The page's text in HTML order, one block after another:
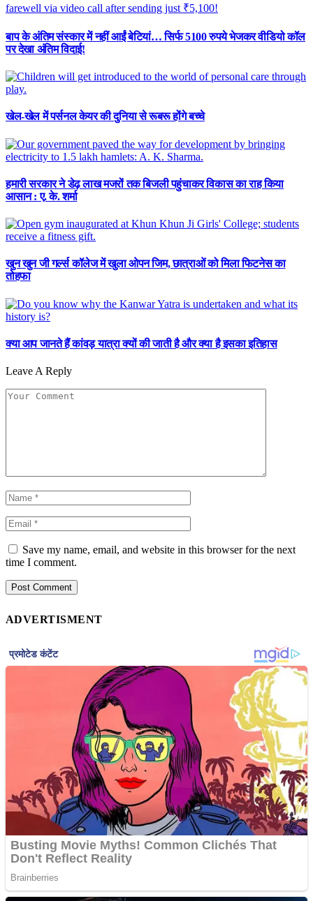
बाप के अंतिम संस्कार में नहीं आईं बेटियां… सिर्फ 5100 रुपये भेजकर वीडियो कॉल
पर देखा अंतिम विदाई!
खेल-खेल में पर्सनल केयर की दुनिया से रूबरू होंगे बच्चे
हमारी सरकार ने डेढ़ लाख मजरों तक बिजली पहुंचाकर विकास का राह किया
आसान : ए. के. शर्मा
खुन खुन जी गर्ल्स कॉलेज में खुला ओपन जिम, छात्राओं को मिला फिटनेस का
तोहफा
क्या आप जानते हैं कांवड़ यात्रा क्यों की जाती है और क्या है इसका इतिहास
Leave A Reply
Save my name, email, and website in this browser for the next
time I comment.
ADVERTISMENT